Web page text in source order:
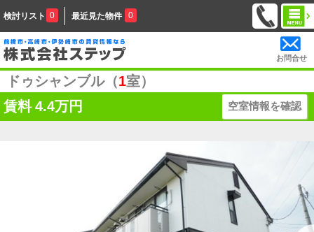
検討リスト 0 最近見た物件 0
お問合せ
ドゥシャンブル（1室）
賃料 4.4万円 空室情報を確認